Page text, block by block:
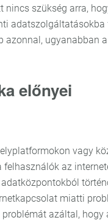
szükség arra,
adatszolgáltatásokba
azonnal, ugyanabban
előnyei
vagy
az
miatti
azáltal, hogy